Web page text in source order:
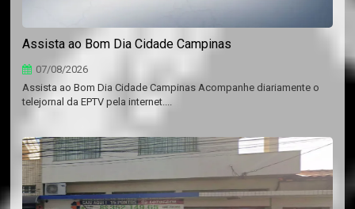
Assista ao Bom Dia Cidade Campinas
07/08/2026
Assista ao Bom Dia Cidade Campinas Acompanhe diariamente o
telejornal da EPTV pela internet....